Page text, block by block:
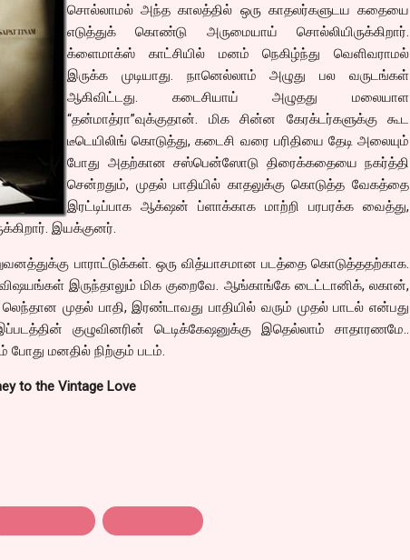
சொல்லாமல் அந்த காலத்தில் ஒரு காதலர்களுடய கதையை
எடுத்துக் கொண்டு அருமையாய் சொல்லியிருக்கிறார்.
க்ளைமாக்ஸ் காட்சியில் மனம் நெகிழ்ந்து வெளிவராமல்
இருக்க முடியாது. நானெல்லாம் அழுது பல வருடங்கள்
ஆகிவிட்டது. கடைசியாய் அழுதது மலையாள
“தன்மாத்ரா”வுக்குதான். மிக சின்ன கேரக்டர்களுக்கு கூட
டீடெயிலிங் கொடுத்து, கடைசி வரை பரிதியை தேடி அலையும்
போது அதற்கான சஸ்பென்ஸோடு திரைக்கதையை நகர்த்தி
சென்றதும், முதல் பாதியில் காதலுக்கு கொடுத்த வேகத்தை
இரட்டிப்பாக ஆக்‌ஷன் ப்ளாக்காக மாற்றி பரபரக்க வைத்து,
இயக்குனர்.
பாராட்டுக்கள். ஒரு வித்யாசமான படத்தை கொடுத்ததற்காக.
விஷயங்கள் இருந்தாலும் மிக குறைவே. ஆங்காங்கே டைட்டானிக், லகான்,
முதல் பாதி, இரண்டாவது பாதியில் வரும் முதல் பாடல் என்பது
குழுவினரின் டெடிக்கேஷனுக்கு இதெல்லாம் சாதாரணமே..
போது மனதில் நிற்கும் படம்.
to the Vintage Love